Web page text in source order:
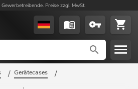
Preise zzgl. MwSt.
/ Gerätecases /